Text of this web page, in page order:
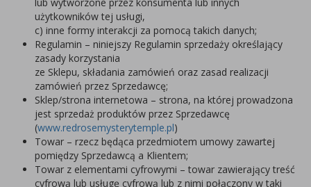
lub wytworzone przez konsumenta lub innych
użytkowników tej usługi,
c) inne formy interakcji za pomocą takich danych;
Regulamin – niniejszy Regulamin sprzedaży określający
zasady korzystania
ze Sklepu, składania zamówień oraz zasad realizacji
zamówień przez Sprzedawcę;
Sklep/strona internetowa – strona, na której prowadzona
jest sprzedaż produktów przez Sprzedawcę
(www.redrosemysterytemple.pl)
Towar – rzecz będąca przedmiotem umowy zawartej
pomiędzy Sprzedawcą a Klientem;
Towar z elementami cyfrowymi – towar zawierający treść
cyfrową lub usługę cyfrową lub z nimi połączony w taki